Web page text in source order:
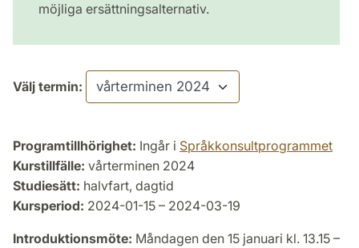
möjliga ersättningsalternativ.
Välj termin:
Programtillhörighet: Ingår i Språkkonsultprogrammet
Kurstillfälle: vårterminen 2024
Studiesätt: halvfart, dagtid
Kursperiod: 2024-01-15 – 2024-03-19
Introduktionsmöte: Måndagen den 15 januari kl. 13.15 –